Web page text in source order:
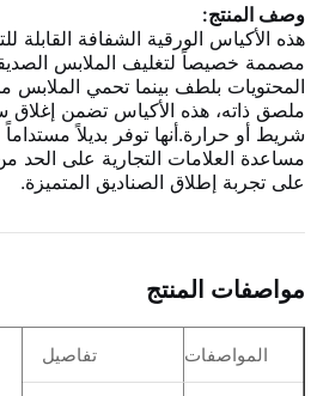
وصف المنتج:
هذه الأكياس الورقية الشفافة القابلة
مصممة خصيصاً لتغليف الملابس
المحتويات بلطف بينما تحمي الملابس
ملصق ذاته، هذه الأكياس تضمن إغلاق
شريط أو حرارة.أنها توفر بديلاً مستداماً
مساعدة العلامات التجارية على الحد
على تجربة إطلاق الصناديق المتميزة.
مواصفات المنتج
المواصفات تفاصيل